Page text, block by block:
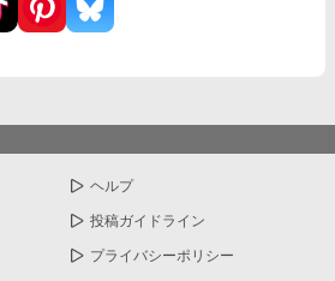
ヘルプ
投稿ガイドライン
プライバシーポリシー